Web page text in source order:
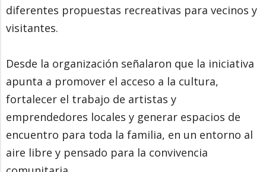
diferentes propuestas recreativas para vecinos y
visitantes.
Desde la organización señalaron que la iniciativa
apunta a promover el acceso a la cultura,
fortalecer el trabajo de artistas y
emprendedores locales y generar espacios de
encuentro para toda la familia, en un entorno al
aire libre y pensado para la convivencia